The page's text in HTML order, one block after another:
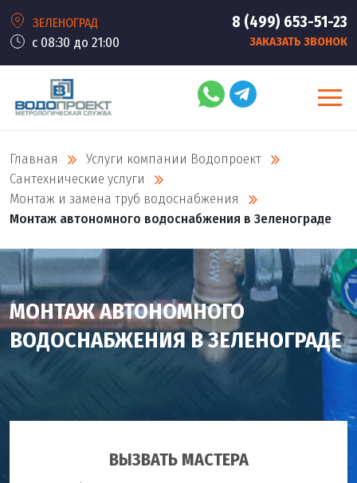
ЗЕЛЕНОГРАД
с 08:30 до 21:00
8 (499) 653-51-23
ЗАКАЗАТЬ ЗВОНОК
Главная
Услуги компании Водопроект
Сантехнические услуги
Монтаж и замена труб водоснабжения
Монтаж автономного водоснабжения в Зеленограде
МОНТАЖ АВТОНОМНОГО
ВОДОСНАБЖЕНИЯ В ЗЕЛЕНОГРАДЕ
ВЫЗВАТЬ МАСТЕРА